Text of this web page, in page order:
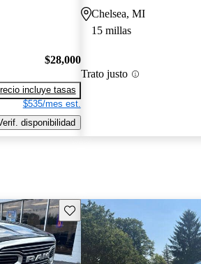
$28,000
incluye tasas
$535/mes est.
disponibilidad
Chelsea, MI
15 millas
Trato justo
Guarda este Aviso